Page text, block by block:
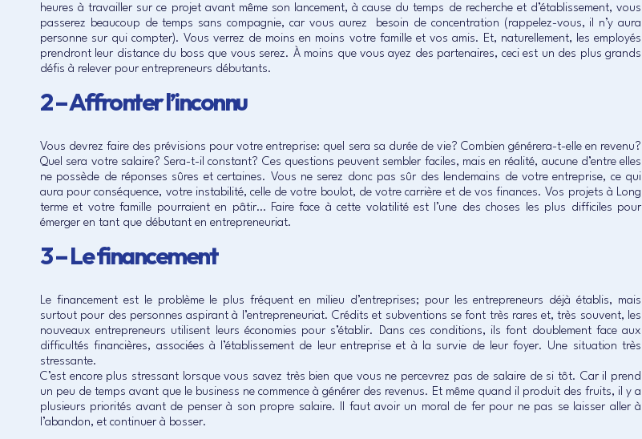
heures à travailler sur ce projet avant même son lancement, à cause du temps de recherche et d’établissement, vous
passerez beaucoup de temps sans compagnie, car vous aurez besoin de concentration (rappelez-vous, il n’y aura
personne sur qui compter). Vous verrez de moins en moins votre famille et vos amis. Et, naturellement, les employés
prendront leur distance du boss que vous serez. À moins que vous ayez des partenaires, ceci est un des plus grands
défis à relever pour entrepreneurs débutants.
2 – Affronter l’inconnu
Vous devrez faire des prévisions pour votre entreprise: quel sera sa durée de vie? Combien générera-t-elle en revenu?
Quel sera votre salaire? Sera-t-il constant? Ces questions peuvent sembler faciles, mais en réalité, aucune d’entre elles
ne possède de réponses sûres et certaines. Vous ne serez donc pas sûr des lendemains de votre entreprise, ce qui
aura pour conséquence, votre instabilité, celle de votre boulot, de votre carrière et de vos finances. Vos projets à Long
terme et votre famille pourraient en pâtir… Faire face à cette volatilité est l’une des choses les plus difficiles pour
émerger en tant que débutant en entrepreneuriat.
3 – Le financement
Le financement est le problème le plus fréquent en milieu d’entreprises; pour les entrepreneurs déjà établis, mais
surtout pour des personnes aspirant à l’entrepreneuriat. Crédits et subventions se font très rares et, très souvent, les
nouveaux entrepreneurs utilisent leurs économies pour s’établir. Dans ces conditions, ils font doublement face aux
difficultés financières, associées à l’établissement de leur entreprise et à la survie de leur foyer. Une situation très
stressante.
C’est encore plus stressant lorsque vous savez très bien que vous ne percevrez pas de salaire de si tôt. Car il prend
un peu de temps avant que le business ne commence à générer des revenus. Et même quand il produit des fruits, il y a
plusieurs priorités avant de penser à son propre salaire. Il faut avoir un moral de fer pour ne pas se laisser aller à
l’abandon, et continuer à bosser.